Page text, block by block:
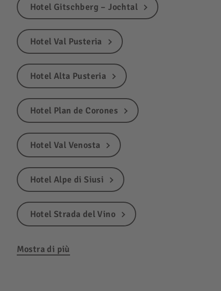
Hotel Gitschberg – Jochtal
Hotel Val Pusteria
Hotel Alta Pusteria
Hotel Plan de Corones
Hotel Val Venosta
Hotel Alpe di Siusi
Hotel Strada del Vino
Mostra di più